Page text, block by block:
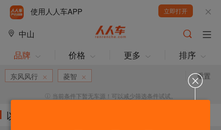
使用人人车APP 立即打开
中山
品牌 价格 更多 排序
重置
东风风行 菱智
当前条件下暂无车源！可以减少筛选条件试试。
以下车源的筛选条件为: